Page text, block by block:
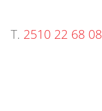
Τ. 2510 22 68 08